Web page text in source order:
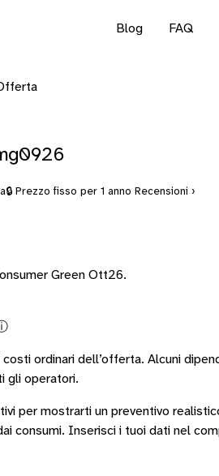
Blog FAQ
🔒 Prezzo fisso per 1 anno Recensioni ›
Green Ott26.
ordinari dell’offerta. Alcuni
gli operatori.
per mostrarti un preventivo
consumi. Inserisci i tuoi dati nel